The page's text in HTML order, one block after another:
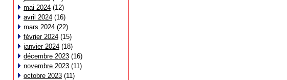
mai 2024 (12)
avril 2024 (16)
mars 2024 (22)
février 2024 (15)
janvier 2024 (18)
décembre 2023 (16)
novembre 2023 (11)
octobre 2023 (11)